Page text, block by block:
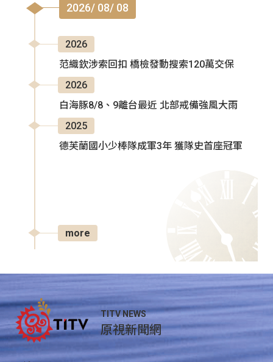
2026/ 08/ 08
2026
范織欽涉索回扣 橋檢發動搜索120萬交保
2026
白海豚8/8、9離台最近 北部戒備強風大雨
2025
德芙蘭國小少棒隊成軍3年 獲隊史首座冠軍
more
TITV NEWS
原視新聞網